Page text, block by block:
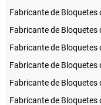
Fabricante de Bloquetes
Fabricante de
Fabricante de Bloquetes
Fabricante de Bloquetes
Fabricante de Bloquetes
Fabricante de Bloquetes